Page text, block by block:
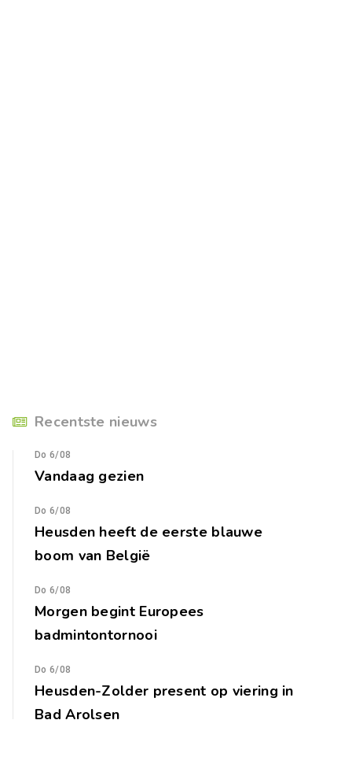
Recentste nieuws
Do 6/08
Vandaag gezien
Do 6/08
Heusden heeft de eerste blauwe
boom van België
Do 6/08
Morgen begint Europees
badmintontornooi
Do 6/08
Heusden-Zolder present op viering in
Bad Arolsen